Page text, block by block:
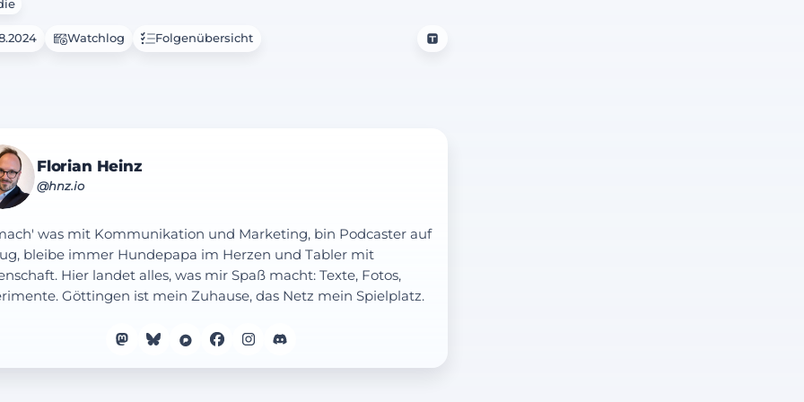
Watchlog Folgenübersicht
Florian Heinz
@hnz.io
was mit Kommunikation und Marketing, bin Podcaster auf
bleibe immer Hundepapa im Herzen und Tabler mit
Hier landet alles, was mir Spaß macht: Texte, Fotos,
Göttingen ist mein Zuhause, das Netz mein Spielplatz.